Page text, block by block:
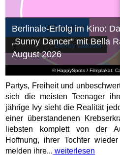
© HappySpots / Filmplakat:
Berlinale-Erfolg im Kino:
„Sunny Dancer“ mit Bella
August 2026
Partys, Freiheit und
sich die meisten Teenager
jährige Ivy sieht die Realität
einer überstandenen
liebsten komplett von der
Hoffnung, ihrer Tochter
melden ihre... weiterlesen